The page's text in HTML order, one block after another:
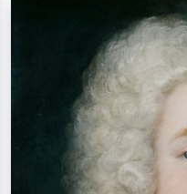
Impressionismo, onda di Hokusai,
nudo.